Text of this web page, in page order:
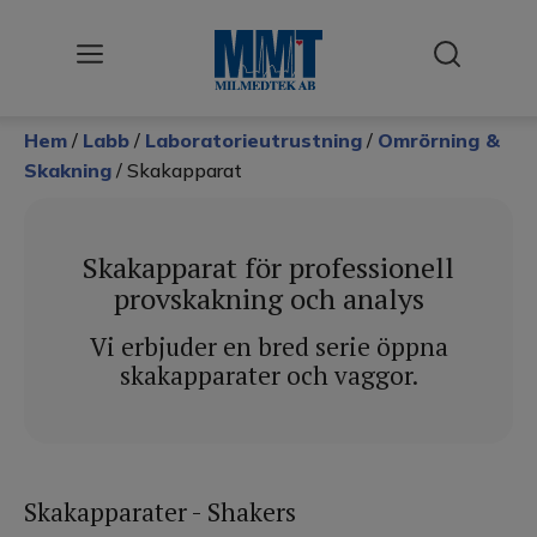
Användningsområden
Desinfektion & Sterilisering
Förbrukningsmateriel
Klimattestning
Renluft / LAF
Hem / Labb / Laboratorieutrustning / Omrörning &
Skakning / Skakapparat
Skakapparat för professionell
provskakning och analys
Vi erbjuder en bred serie öppna
skakapparater och vaggor.
Skakapparater - Shakers